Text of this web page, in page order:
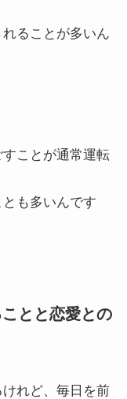
ることが多いん
ことが通常運転
とも多いんです
とと恋愛との
れど、毎日を前